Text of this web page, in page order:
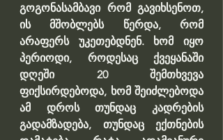
გოგონასამბავი რომ გავიხსენოთ,
ის მშობლებს წერდა, რომ
არაფერს უკეთებდნენ. ხომ იყო
პერიოდი, როდესაც ქვეყანაში
დღეში 20 შემთხვევა
ფიქსირდებოდა, ხომ შეიძლებოდა
ამ დროს თუნდაც კადრების
გადამზადება, თუნდაც ექთნების